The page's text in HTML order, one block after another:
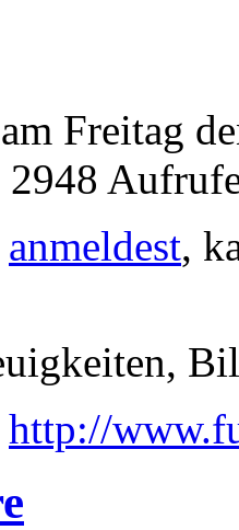
Freitag
2948
anmeldest,
http://